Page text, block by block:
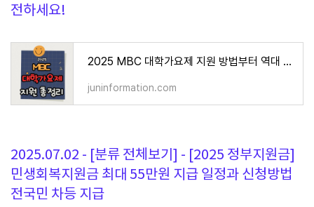
전하세요!
2025 MBC 대학가요제 지원 방법부터 역대 명곡까지 총정리 – 지금 도전하세요!
juninformation.com
2025.07.02 - [분류 전체보기] - [2025 정부지원금]
민생회복지원금 최대 55만원 지급 일정과 신청방법
전국민 차등 지급